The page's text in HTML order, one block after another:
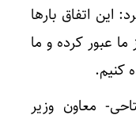
این اتفاق بارها
عبور کرده و ما
کنیم.
معاون وزیر